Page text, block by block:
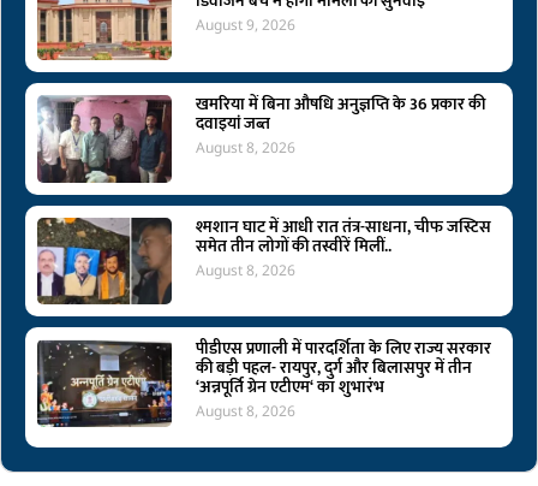
August 9, 2026
खमरिया में बिना औषधि अनुज्ञप्ति के 36 प्रकार की
दवाइयां जब्त
August 8, 2026
श्मशान घाट में आधी रात तंत्र-साधना, चीफ जस्टिस
समेत तीन लोगों की तस्वीरें मिलीं..
August 8, 2026
पीडीएस प्रणाली में पारदर्शिता के लिए राज्य सरकार
की बड़ी पहल- रायपुर, दुर्ग और बिलासपुर में तीन
‘अन्नपूर्ति ग्रेन एटीएम‘ का शुभारंभ
August 8, 2026